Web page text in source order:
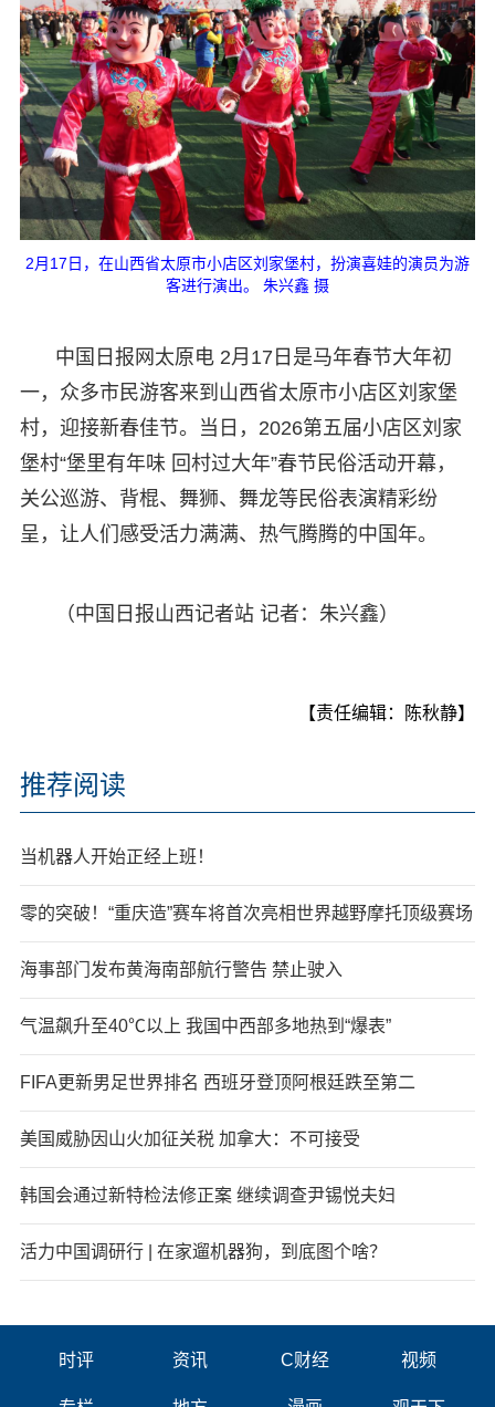
2月17日，在山西省太原市小店区刘家堡村，扮演喜娃的演员为游
客进行演出。 朱兴鑫 摄
中国日报网太原电 2月17日是马年春节大年初
一，众多市民游客来到山西省太原市小店区刘家堡
村，迎接新春佳节。当日，2026第五届小店区刘家
堡村“堡里有年味 回村过大年”春节民俗活动开幕，
关公巡游、背棍、舞狮、舞龙等民俗表演精彩纷
呈，让人们感受活力满满、热气腾腾的中国年。
（中国日报山西记者站 记者：朱兴鑫）
【责任编辑：陈秋静】
推荐阅读
当机器人开始正经上班！
零的突破！“重庆造”赛车将首次亮相世界越野摩托顶级赛场
海事部门发布黄海南部航行警告 禁止驶入
气温飙升至40℃以上 我国中西部多地热到“爆表”
FIFA更新男足世界排名 西班牙登顶阿根廷跌至第二
美国威胁因山火加征关税 加拿大：不可接受
韩国会通过新特检法修正案 继续调查尹锡悦夫妇
活力中国调研行 | 在家遛机器狗，到底图个啥？
时评 资讯 C财经 视频